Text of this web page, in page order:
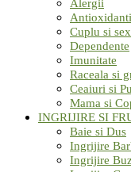
Alergii
Antioxidanti
Cuplu si sex
Dependente
Imunitate
Raceala si
Ceaiuri si
Mama si
INGRIJIRE SI
Baie si Dus
Ingrijire
Ingrijire